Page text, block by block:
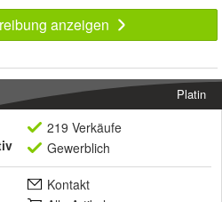
anzeigen
Platin
219 Verkäufe
Gewerblich
Kontakt